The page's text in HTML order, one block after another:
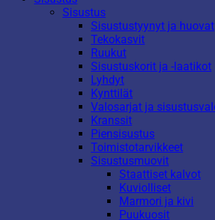
Sisustus
Sisustustyynyt ja huovat
Tekokasvit
Ruukut
Sisustuskorit ja -laatikot
Lyhdyt
Kynttilät
Valosarjat ja
Kranssit
Piensisustus
Toimistotarvikkeet
Sisustusmuovit
Staattiset kalvot
Kuviolliset
Marmori ja kivi
Puukuosit